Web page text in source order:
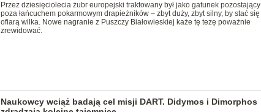
Przez dziesięciolecia żubr europejski traktowany był jako gatunek pozostający
poza łańcuchem pokarmowym drapieżników – zbyt duży, zbyt silny, by stać się
ofiarą wilka. Nowe nagranie z Puszczy Białowieskiej każe tę tezę poważnie
zrewidować.
Naukowcy wciąż badają cel misji DART. Didymos i Dimorphos